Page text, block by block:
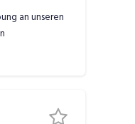
an unseren